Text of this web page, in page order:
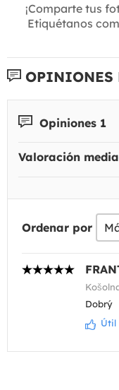
¡Comparte tus
Etiquétanos
OPINIONES
Opiniones 1
Valoración
Ordenar por
Dobrý
Útil